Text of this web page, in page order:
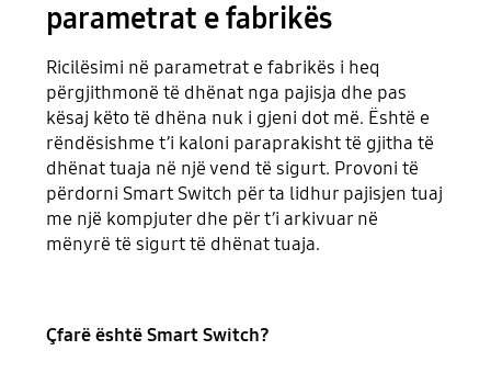
parametrat e fabrikës
Ricilësimi në parametrat e fabrikës i heq
përgjithmonë të dhënat nga pajisja dhe pas
kësaj këto të dhëna nuk i gjeni dot më. Është e
rëndësishme t’i kaloni paraprakisht të gjitha të
dhënat tuaja në një vend të sigurt. Provoni të
përdorni Smart Switch për ta lidhur pajisjen tuaj
me një kompjuter dhe për t’i arkivuar në
mënyrë të sigurt të dhënat tuaja.
Çfarë është Smart Switch?